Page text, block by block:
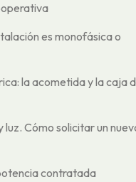
es monofásica o
la acometida y la caja
Cómo solicitar un
contratada